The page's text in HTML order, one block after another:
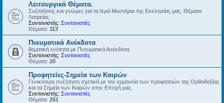
Λειτουργικά Θέματα.
Συζητήσεις και γνώμες για τα Ιερά Μυστήρια της Εκκλησίας μας. Θέματα
Λατρείας.
Συντονιστής: Συντονιστές
Θέματα: 113
Πνευματικά Ανέκδοτα
θεματική ενότητα με Πνευματικά Ανέκδοτα.
Συντονιστής: Συντονιστές
Θέματα: 20
Προφητείες-Σημεία των Καιρών
Γενικότερη συζήτηση σχετικά με την ερμηνεία των προφητειών της Ορθοδοξίας
και τα Σημεία των Καιρών στην Εποχή μας.
Συντονιστής: Συντονιστές
Θέματα: 251